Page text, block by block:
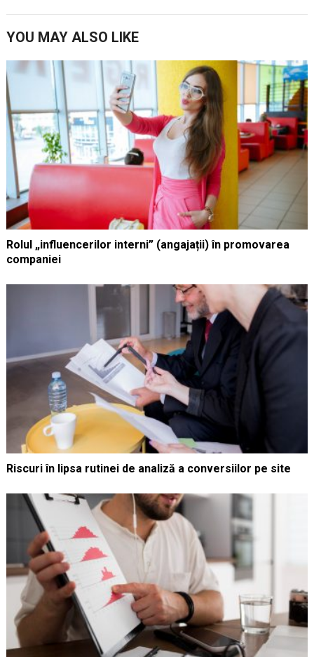
YOU MAY ALSO LIKE
Rolul „influencerilor interni” (angajații) în promovarea
companiei
Riscuri în lipsa rutinei de analiză a conversiilor pe site